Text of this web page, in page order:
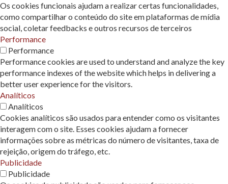
Os cookies funcionais ajudam a realizar certas funcionalidades,
como compartilhar o conteúdo do site em plataformas de mídia
social, coletar feedbacks e outros recursos de terceiros
Performance
Performance
Performance cookies are used to understand and analyze the key
performance indexes of the website which helps in delivering a
better user experience for the visitors.
Analíticos
Analíticos
Cookies analíticos são usados ​​para entender como os visitantes
interagem com o site. Esses cookies ajudam a fornecer
informações sobre as métricas do número de visitantes, taxa de
rejeição, origem do tráfego, etc.
Publicidade
Publicidade